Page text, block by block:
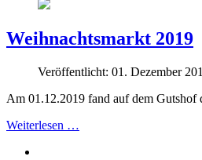
Weihnachtsmarkt 2019
Veröffentlicht: 01. Dezember
Am 01.12.2019 fand auf dem Gutshof
Weiterlesen …